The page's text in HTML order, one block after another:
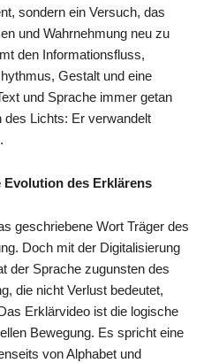
sondern ein Versuch, das
und Wahrnehmung neu zu
den Informationsfluss,
Gestalt und eine
und Sprache immer getan
des Lichts: Er verwandelt
des Erklärens
geschriebene Wort Träger des
Doch mit der Digitalisierung
der Sprache zugunsten des
die nicht Verlust bedeutet,
Erklärvideo ist die logische
Bewegung. Es spricht eine
von Alphabet und